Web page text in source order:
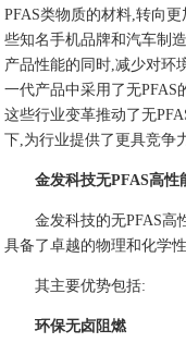
PFAS类物质的材料,转向
些知名手机品牌和汽车制
产品性能的同时,减少对环
一代产品中采用了无PFAS
这些行业变革推动了无
下,为行业提供了更具竞争
金发科技无PFAS高性
金发科技的无PFAS高
具备了卓越的物理和化学
其主要优势包括:
环保无卤阻燃